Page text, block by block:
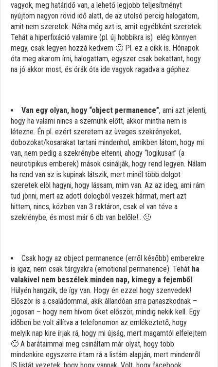
vagyok, meg határidő van, a lehető legjobb teljesítményt
nyújtom nagyon rövid idő alatt, de az utolsó percig halogatom,
amit nem szeretek. Néha még azt is, amit egyébként szeretek.
Tehát a hiperfixáció valamire (pl. új hobbikra is) elég könnyen
megy, csak legyen hozzá kedvem 🙂 Pl. ez a cikk is. Hónapok
óta meg akarom írni, halogattam, egyszer csak bekattant, hogy
na jó akkor most, és órák óta ide vagyok ragadva a géphez.
Van egy olyan, hogy “object permanence”, ami azt jelenti,
hogy ha valami nincs a szemünk előtt, akkor mintha nem is
létezne. Én pl. ezért szeretem az üveges szekrényeket,
dobozokat/kosarakat tartani mindenhol, amikben látom, hogy mi
van, nem pedig a szekrénybe eltenni, ahogy “logikusan” (a
neurotipikus emberek) mások csinálják, hogy rend legyen. Nálam
ha rend van az is kupinak látszik, mert minél több dolgot
szeretek elöl hagyni, hogy lássam, mim van. Az az ideg, ami rám
tud jönni, mert az adott dologból veszek hármat, mert azt
hittem, nincs, közben van 3 raktáron, csak el van téve a
szekrénybe, és most már 6 db van belőle!.. 🙂
Csak hogy az object permanence (erről később) emberekre
is igaz, nem csak tárgyakra (emotional permanence). Tehát ha
valakivel nem beszélek minden nap, kimegy a fejemből.
Hülyén hangzik, de így van. Hogy én ezzel hogy szenvedek!
Először is a családommal, akik állandóan arra panaszkodnak –
jogosan – hogy nem hívom őket először, mindig nekik kell. Egy
időben be volt állítva a telefonomon az emlékeztető, hogy
melyik nap kire írjak rá, hogy mi újság, mert magamtól elfelejtem
🙂 A barátaimmal meg csináltam már olyat, hogy több
mindenkire egyszerre írtam rá a listám alapján, mert mindenről